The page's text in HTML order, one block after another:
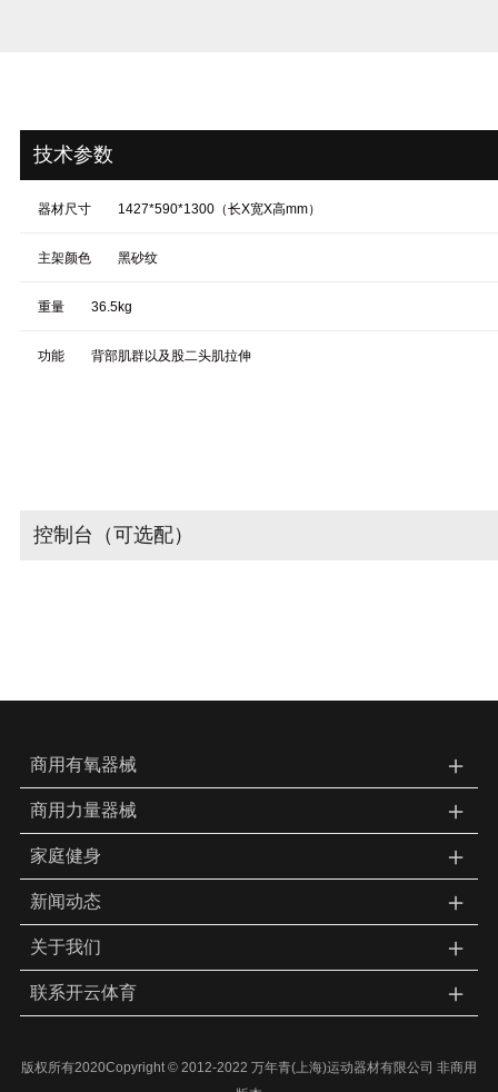
技术参数
器材尺寸 1427*590*1300（长X宽X高mm）
主架颜色 黑砂纹
重量 36.5kg
功能 背部肌群以及股二头肌拉伸
控制台（可选配）
商用有氧器械 ＋
商用力量器械 ＋
家庭健身 ＋
新闻动态 ＋
关于我们 ＋
联系开云体育 ＋
版权所有2020Copyright © 2012-2022 万年青(上海)运动器材有限公司 非商用